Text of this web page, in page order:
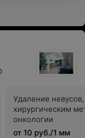
Удаление
хирургическим
онкологии
от 10 руб./1 мм